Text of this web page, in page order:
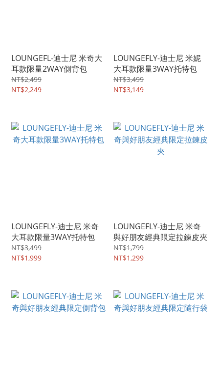
LOUNGEFL-迪士尼 米奇大
耳款限量2WAY側背包
NT$2,499
NT$2,249
LOUNGEFLY-迪士尼 米妮
大耳款限量3WAY托特包
NT$3,499
NT$3,149
LOUNGEFLY-迪士尼 米奇
大耳款限量3WAY托特包
NT$3,499
NT$1,999
LOUNGEFLY-迪士尼 米奇
與好朋友經典限定拉鍊皮夾
NT$1,799
NT$1,299